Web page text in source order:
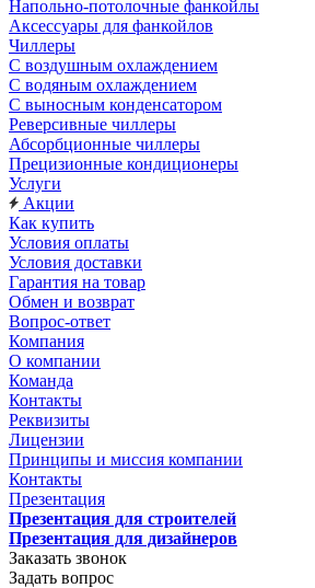
Напольно-потолочные фанкойлы
Аксессуары для фанкойлов
Чиллеры
С воздушным охлаждением
С водяным охлаждением
С выносным конденсатором
Реверсивные чиллеры
Абсорбционные чиллеры
Прецизионные кондиционеры
Услуги
Акции
Как купить
Условия оплаты
Условия доставки
Гарантия на товар
Обмен и возврат
Вопрос-ответ
Компания
О компании
Команда
Контакты
Реквизиты
Лицензии
Принципы и миссия компании
Контакты
Презентация
Презентация для строителей
Презентация для дизайнеров
Заказать звонок
Задать вопрос